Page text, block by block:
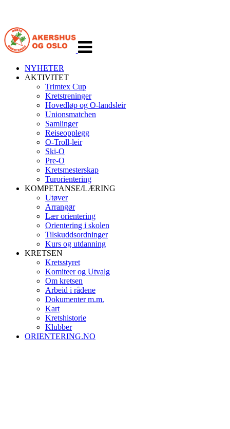
navigasjon
NYHETER
AKTIVITET
Trimtex Cup
Kretstreninger
Hovedløp og O-landsleir
Unionsmatchen
Samlinger
Reiseopplegg
O-Troll-leir
Ski-O
Pre-O
Kretsmesterskap
Turorientering
KOMPETANSE/LÆRING
Utøver
Arrangør
Lær orientering
Orientering i skolen
Tilskuddsordninger
Kurs og utdanning
KRETSEN
Kretsstyret
Komiteer og Utvalg
Om kretsen
Arbeid i rådene
Dokumenter m.m.
Kart
Kretshistorie
Klubber
ORIENTERING.NO